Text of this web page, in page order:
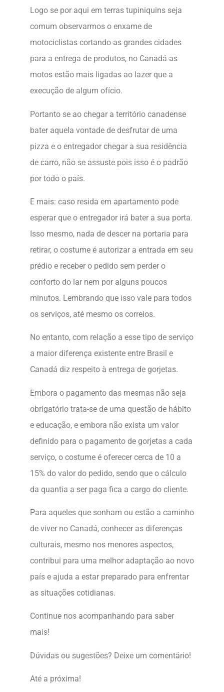
Logo se por aqui em terras tupiniquins seja
comum observarmos o enxame de
motociclistas cortando as grandes cidades
para a entrega de produtos, no Canadá as
motos estão mais ligadas ao lazer que a
execução de algum ofício.
Portanto se ao chegar a território canadense
bater aquela vontade de desfrutar de uma
pizza e o entregador chegar a sua residência
de carro, não se assuste pois isso é o padrão
por todo o país.
E mais: caso resida em apartamento pode
esperar que o entregador irá bater a sua porta.
Isso mesmo, nada de descer na portaria para
retirar, o costume é autorizar a entrada em seu
prédio e receber o pedido sem perder o
conforto do lar nem por alguns poucos
minutos. Lembrando que isso vale para todos
os serviços, até mesmo os correios.
No entanto, com relação a esse tipo de serviço
a maior diferença existente entre Brasil e
Canadá diz respeito à entrega de gorjetas.
Embora o pagamento das mesmas não seja
obrigatório trata-se de uma questão de hábito
e educação, e embora não exista um valor
definido para o pagamento de gorjetas a cada
serviço, o costume é oferecer cerca de 10 a
15% do valor do pedido, sendo que o cálculo
da quantia a ser paga fica a cargo do cliente.
Para aqueles que sonham ou estão a caminho
de viver no Canadá, conhecer as diferenças
culturais, mesmo nos menores aspectos,
contribui para uma melhor adaptação ao novo
país e ajuda a estar preparado para enfrentar
as situações cotidianas.
Continue nos acompanhando para saber
mais!
Dúvidas ou sugestões? Deixe um comentário!
Até a próxima!